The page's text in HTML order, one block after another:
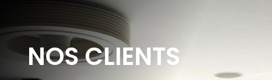
NOS CLIENTS